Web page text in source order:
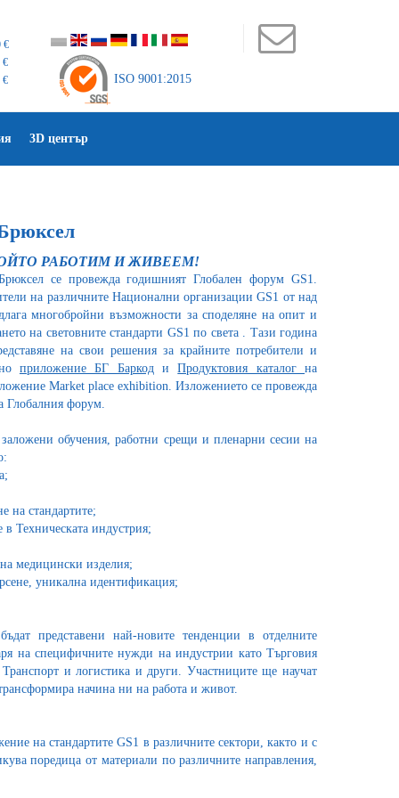
€
€
€
ISO 9001:2015
3D център
РАБОТИМ И ЖИВЕЕМ!
се провежда годишният Глобален форум GS1.
на различните Национални организации GS1 от над
многобройни възможности за споделяне на опит и
на световните стандарти GS1 по света . Тази година
на свои решения за крайните потребители и
приложение БГ БаркодиПродуктовия каталогна
Market place exhibition. Изложението се провежда
Глобалния форум.
обучения, работни срещи и пленарни сесии на
на стандартите;
в Техническата индустрия;
медицински изделия;
уникална идентификация;
представени най-новите тенденции в отделните
на специфичните нужди на индустрии като Търговия
Транспорт и логистика и други. Участниците ще научат
начина ни на работа и живот.
на стандартите GS1 в различните сектори, както и с
поредица от материали по различните направления,